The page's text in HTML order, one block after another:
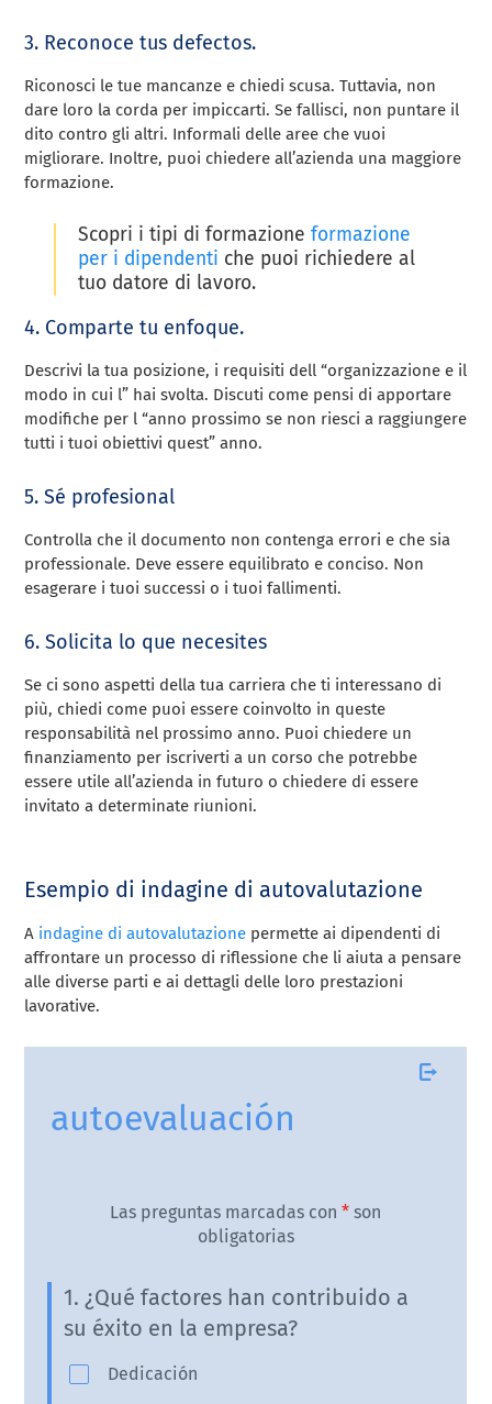
3. Reconoce tus defectos.
Riconosci le tue mancanze e chiedi scusa. Tuttavia, non
dare loro la corda per impiccarti. Se fallisci, non puntare il
dito contro gli altri. Informali delle aree che vuoi
migliorare. Inoltre, puoi chiedere all’azienda una maggiore
formazione.
Scopri i tipi di formazione formazione
per i dipendenti che puoi richiedere al
tuo datore di lavoro.
4. Comparte tu enfoque.
Descrivi la tua posizione, i requisiti dell “organizzazione e il
modo in cui l” hai svolta. Discuti come pensi di apportare
modifiche per l “anno prossimo se non riesci a raggiungere
tutti i tuoi obiettivi quest” anno.
5. Sé profesional
Controlla che il documento non contenga errori e che sia
professionale. Deve essere equilibrato e conciso. Non
esagerare i tuoi successi o i tuoi fallimenti.
6. Solicita lo que necesites
Se ci sono aspetti della tua carriera che ti interessano di
più, chiedi come puoi essere coinvolto in queste
responsabilità nel prossimo anno. Puoi chiedere un
finanziamento per iscriverti a un corso che potrebbe
essere utile all’azienda in futuro o chiedere di essere
invitato a determinate riunioni.
Esempio di indagine di autovalutazione
A indagine di autovalutazione permette ai dipendenti di
affrontare un processo di riflessione che li aiuta a pensare
alle diverse parti e ai dettagli delle loro prestazioni
lavorative.